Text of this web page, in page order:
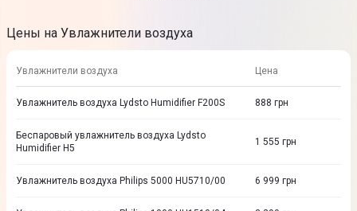
Цены на Увлажнители воздуха
Увлажнители воздуха Цена
Увлажнитель воздуха Lydsto Humidifier F200S 888 грн
Беспаровый увлажнитель воздуха Lydsto
Humidifier H5
1 555 грн
Увлажнитель воздуха Philips 5000 HU5710/00 6 999 грн